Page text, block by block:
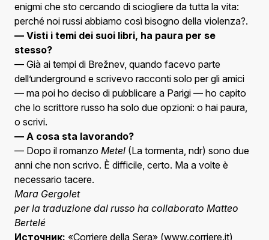
enigmi che sto cercando di sciogliere da tutta la vita:
perché noi russi abbiamo così bisogno della violenza?.
— Visti i temi dei suoi libri, ha paura per se
stesso?
— Già ai tempi di Brežnev, quando facevo parte
dell’underground e scrivevo racconti solo per gli amici
— ma poi ho deciso di pubblicare a Parigi — ho capito
che lo scrittore russo ha solo due opzioni: o hai paura,
o scrivi.
— A cosa sta lavorando?
— Dopo il romanzo Metel (La tormenta, ndr) sono due
anni che non scrivo. È difficile, certo. Ma a volte è
necessario tacere.
Mara Gergolet
per la traduzione dal russo ha collaborato Matteo
Bertelé
Источник: «Corriere della Sera» (www.corriere.it)